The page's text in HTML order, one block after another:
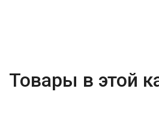
Товары в этой